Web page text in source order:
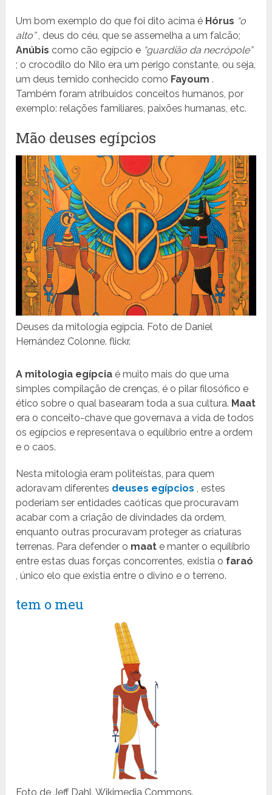
Um bom exemplo do que foi dito acima é Hórus “o
alto”, deus do céu, que se assemelha a um falcão;
Anúbis como cão egípcio e “guardião da necrópole”
; o crocodilo do Nilo era um perigo constante, ou seja,
um deus temido conhecido como Fayoum .
Também foram atribuídos conceitos humanos, por
exemplo: relações familiares, paixões humanas, etc.
Mão deuses egípcios
Deuses da mitologia egípcia. Foto de Daniel
Hernández Colonne. flickr.
A mitologia egípcia é muito mais do que uma
simples compilação de crenças, é o pilar filosófico e
ético sobre o qual basearam toda a sua cultura. Maat
era o conceito-chave que governava a vida de todos
os egípcios e representava o equilíbrio entre a ordem
e o caos.
Nesta mitologia eram politeístas, para quem
adoravam diferentes deuses egípcios , estes
poderiam ser entidades caóticas que procuravam
acabar com a criação de divindades da ordem,
enquanto outras procuravam proteger as criaturas
terrenas. Para defender o maat e manter o equilíbrio
entre estas duas forças concorrentes, existia o faraó
, único elo que existia entre o divino e o terreno.
tem o meu
Foto de Jeff Dahl. Wikimedia Commons.